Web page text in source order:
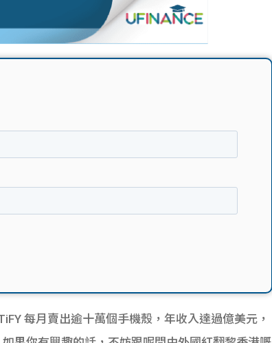
每月賣出逾十萬個手機殼，年收入達過億美元，